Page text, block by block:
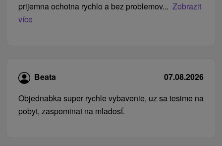
prijemna ochotna rychlo a bez problemov... Zobrazit
více
Beata
07.08.2026
Objednabka super rychle vybavenie, uz sa tesime na
pobyt, zaspominat na mladosť.